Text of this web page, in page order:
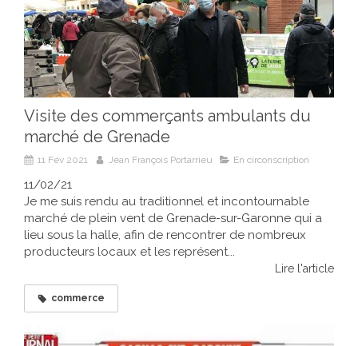
Visite des commerçants ambulants du
marché de Grenade
11 Fév 2021 Jean François Portarrieu En circonscription
11/02/21
Je me suis rendu au traditionnel et incontournable
marché de plein vent de Grenade-sur-Garonne qui a
lieu sous la halle, afin de rencontrer de nombreux
producteurs locaux et les représent...
Lire l'article
commerce